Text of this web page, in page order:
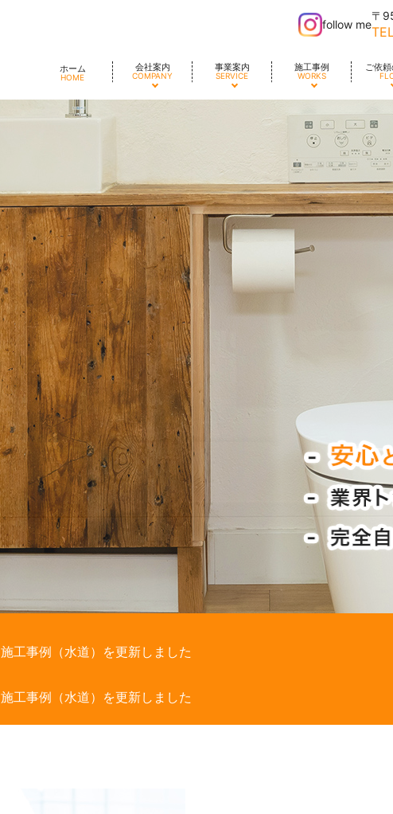
ホーム
HOME
会社案内
COMPANY
事業案内
SERVICE
施工事例
WORKS
ご依
follow me
〒
施工事例（水道）を更新しました
施工事例（水道）を更新しました